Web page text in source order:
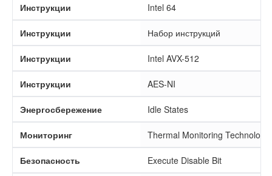
Инструкции Intel 64
Инструкции Набор инструкций
Инструкции Intel AVX-512
Инструкции AES-NI
Энергосбережение Idle States
Мониторинг Thermal Monitoring
Безопасность Execute Disable Bit